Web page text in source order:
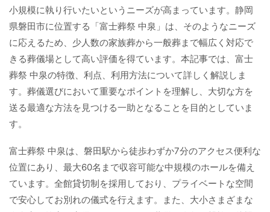
小規模に執り行いたいというニーズが高まっています。静岡
県磐田市に位置する「富士葬祭 中泉」は、そのようなニーズ
に応えるため、少人数の家族葬から一般葬まで幅広く対応で
きる葬儀場として高い評価を得ています。本記事では、富士
葬祭 中泉の特徴、利点、利用方法について詳しく解説しま
す。葬儀選びにおいて重要なポイントを理解し、大切な方を
送る最適な方法を見つける一助となることを目的としていま
す。
富士葬祭 中泉は、磐田駅から徒歩わずか7分のアクセス便利な
位置にあり、最大60名まで収容可能な中規模のホールを備え
ています。全館貸切制を採用しており、プライベートな空間
で安心してお別れの儀式を行えます。また、大小さまざまな